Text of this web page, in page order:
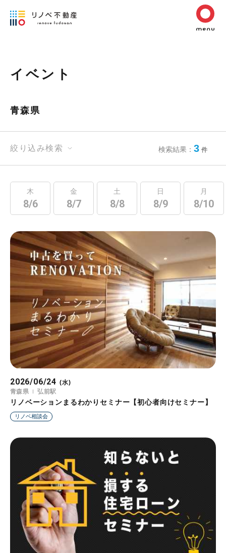
イベント
青森県
絞り込み検索 検索結果： 3 件
木
8/6
金
8/7
土
8/8
日
8/9
月
8/10
2026/06/24 (水)
青森県
弘前駅
リノベーションまるわかりセミナー【初心者向けセミナー】
リノベ相談会